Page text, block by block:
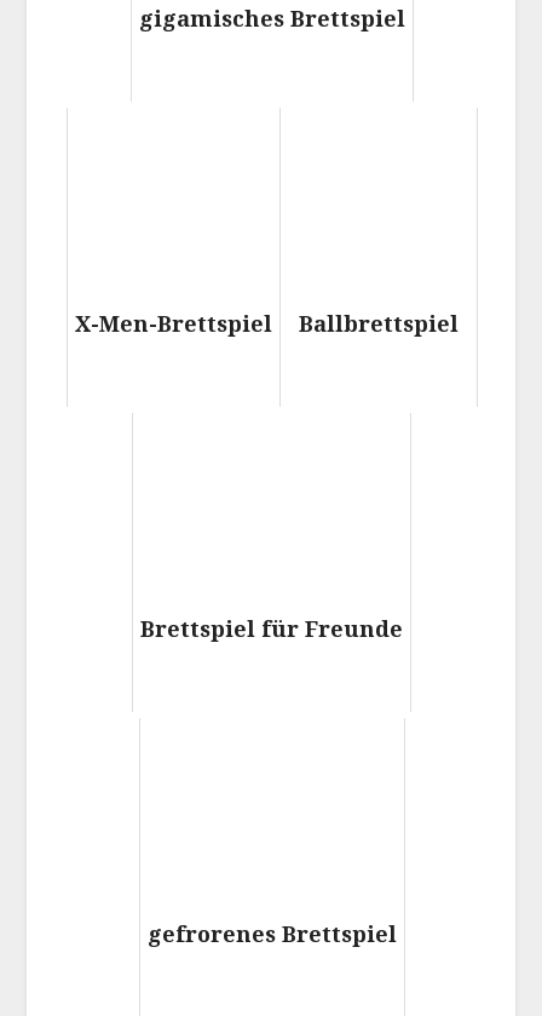
gigamisches Brettspiel
X-Men-Brettspiel Ballbrettspiel
Brettspiel für Freunde
gefrorenes Brettspiel